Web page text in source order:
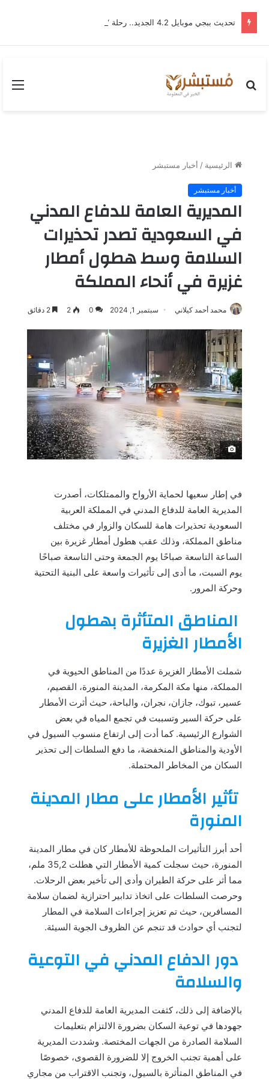
بحث
الرئيسية / أخبار مستبشر
أخبار مستبشر
المديرية العامة للدفاع المدني
في السعودية تصدر تحذيرات
السلامة وسط هطول أمطار
غزيرة في أنحاء المملكة
محمد أحمد كيلاني سبتمبر 1, 2024 0
2
َ
في إطار سعيها لحماية الأرواح والممتلكات، أصدرت
المديرية العامة للدفاع المدني في المملكة العربية
السعودية تحذيرات هامة للسكان والزوار في مختلف
مناطق المملكة، وذلك عقب هطول أمطار غزيرة بين
الساعة التاسعة صباحًا يوم الجمعة وحتى التاسعة صباحًا
يوم السبت، ما أدى إلى تأثيرات واسعة على البنية التحتية
وحركة المرور.
المناطق المتأثرة بهطول
الأمطار الغزيرة
شملت الأمطار الغزيرة عددًا من المناطق الحيوية في
المملكة، منها مكة المكرمة، المدينة المنورة، القصيم،
عسير، تبوك، جازان، نجران، والباحة، حيث أثرت الأمطار
على حركة السير وتسببت في تجمع المياه في بعض
الشوارع الرئيسية. كما أدت إلى ارتفاع منسوب السيول في
الأودية والمناطق المنخفضة، ما دفع السلطات إلى تحذير
السكان من المخاطر المحتملة.
تأثير الأمطار على مطار المدينة
المنورة
أحد أبرز التأثيرات الملحوظة للأمطار كان في مطار المدينة
المنورة، حيث سجلت كمية الأمطار التي هطلت 35,2 ملم،
مما أثر على حركة الطيران وأدى إلى تأخير بعض الرحلات.
وحرصت السلطات على اتخاذ تدابير احترازية لضمان سلامة
المسافرين، حيث تم تعزيز إجراءات السلامة في المطار
لتجنب أي حوادث قد تنجم عن الظروف الجوية السيئة.
دور الدفاع المدني في التوعية
والسلامة
بالإضافة إلى ذلك، كثفت المديرية العامة للدفاع المدني
جهودها في توعية السكان بضرورة الالتزام بتعليمات
السلامة الصادرة من الجهات المختصة. وشددت المديرية
على أهمية تجنب الخروج إلا للضرورة القصوى، خصوصًا
في المناطق المتأثرة بالسيول، وتجنب الاقتراب من مجاري